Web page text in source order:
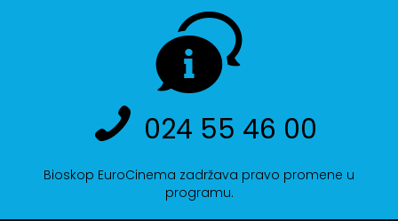
024 55 46 00
Bioskop EuroCinema zadržava pravo promene u
programu.